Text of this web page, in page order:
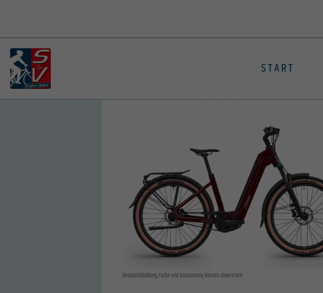
START
Beispielabbildung, Farbe und Ausstattung können abweichen.